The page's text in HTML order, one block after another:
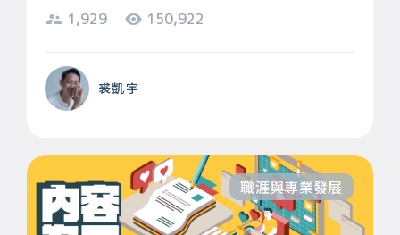
1,929 150,922
裘凱宇
職涯與專業發展